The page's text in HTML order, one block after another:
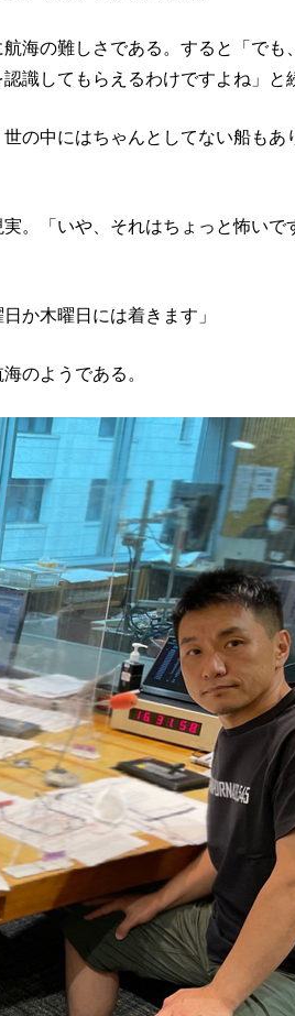
海の難しさである。すると「でも
識してもらえるわけですよね」と
の中にはちゃんとしてない船もあ
。「いや、それはちょっと怖いで
か木曜日には着きます」
のようである。